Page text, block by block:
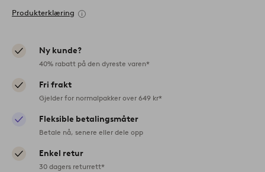
Produkterklæring
Ny kunde?
40% rabatt på den dyreste varen*
Fri frakt
Gjelder for normalpakker over 649 kr*
Fleksible betalingsmåter
Betale nå, senere eller dele opp
Enkel retur
30 dagers returrett*